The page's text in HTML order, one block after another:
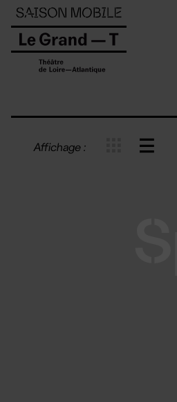
Affichage :
Panneau de gestion des cookies